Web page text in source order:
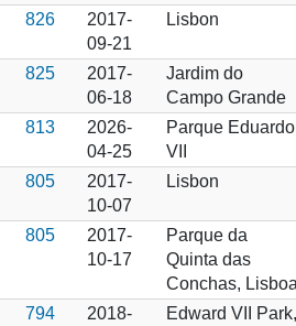
826
2017-
09-21
Lisbon
825
2017-
06-18
Jardim do
Campo Grande
813
2026-
04-25
Parque Eduardo
VII
805
2017-
10-07
Lisbon
805
2017-
10-17
Parque da
Quinta das
Conchas,
794
2018-
Edward VII Park,